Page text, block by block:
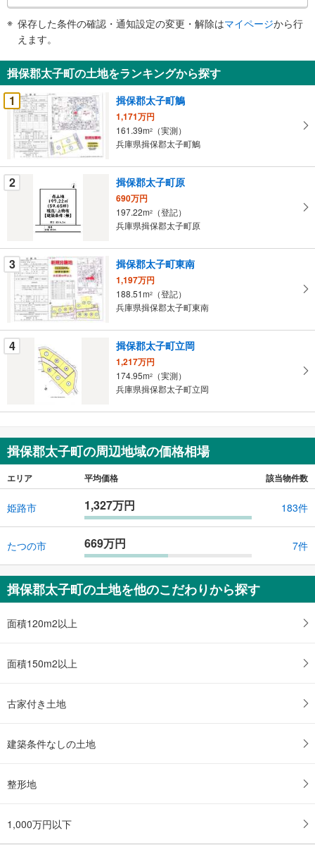
知
を
受
け
取
る
・
条
件
ペ
ー
ジ
に
保
す
る
保存した条件の確認・通知設定の変更・解除はマイページから行
えます。
揖保郡太子町の土地をランキングから探す
1
揖保郡太子町鵤
1,171万円
161.39m2
（実測）
兵庫県揖保郡太子町鵤
2 揖保郡太子町原
690万円
197.22m2
（登記）
兵庫県揖保郡太子町原
3 揖保郡太子町東南
1,197万円
188.51m2
（登記）
兵庫県揖保郡太子町東南
4 揖保郡太子町立岡
1,217万円
174.95m2
（実測）
兵庫県揖保郡太子町立岡
揖保郡太子町の周辺地域の価格相場
エリア 平均価格 該当物件数
姫路市 1,327万円 183件
たつの市 669万円 7件
揖保郡太子町の土地を他のこだわりから探す
面積120m2以上
面積150m2以上
古家付き土地
建築条件なしの土地
整形地
1,000万円以下